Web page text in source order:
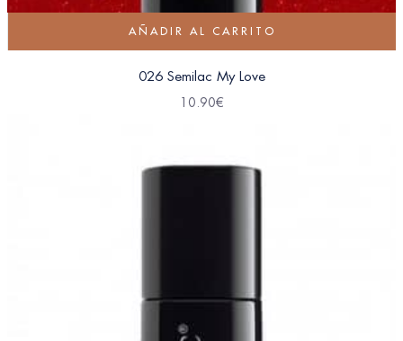
AÑADIR AL CARRITO
026 Semilac My Love
10.90€